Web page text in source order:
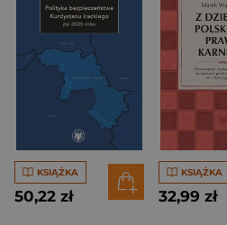
KSIĄŻKA
50,22 zł
KSIĄŻKA
32,99 zł